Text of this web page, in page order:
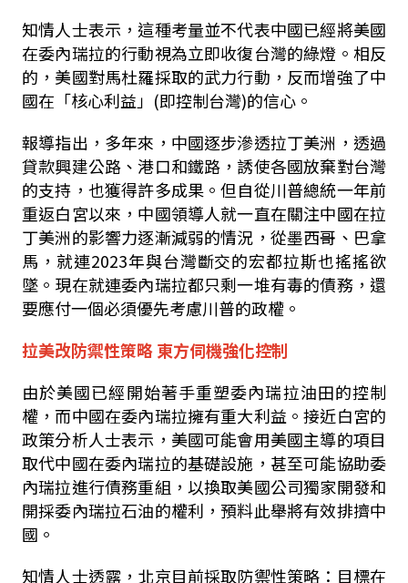
知情人士表示，這種考量並不代表中國已經將美國
在委內瑞拉的行動視為立即收復台灣的綠燈。相反
的，美國對馬杜羅採取的武力行動，反而增強了中
國在「核心利益」 (即控制台灣)的信心。
報導指出，多年來，中國逐步滲透拉丁美洲，透過
貸款興建公路、港口和鐵路，誘使各國放棄對台灣
的支持，也獲得許多成果。但自從川普總統一年前
重返白宮以來，中國領導人就一直在關注中國在拉
丁美洲的影響力逐漸減弱的情況，從墨西哥、巴拿
馬，就連2023年與台灣斷交的宏都拉斯也搖搖欲
墜。現在就連委內瑞拉都只剩一堆有毒的債務，還
要應付一個必須優先考慮川普的政權。
拉美改防禦性策略 東方伺機強化控制
由於美國已經開始著手重塑委內瑞拉油田的控制
權，而中國在委內瑞拉擁有重大利益。接近白宮的
政策分析人士表示，美國可能會用美國主導的項目
取代中國在委內瑞拉的基礎設施，甚至可能協助委
內瑞拉進行債務重組，以換取美國公司獨家開發和
開採委內瑞拉石油的權利，預料此舉將有效排擠中
國。
知情人士透露，北京目前採取防禦性策略：目標在